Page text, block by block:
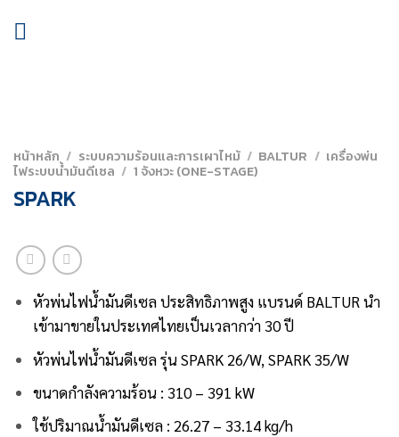
หน้าหลัก / ระบบความร้อนและการเผาไหม้ / BALTUR / เครื่องพ่น
ไฟระบบน้ำมันดีเซล / 1 จังหวะ (ONE-STAGE)
SPARK
หัวพ่นไฟน้ำมันดีเซล ประสิทธิภาพสูง แบรนด์ BALTUR นำ
เข้ามาขายในประเทศไทยเป็นเวลากว่า 30 ปี
หัวพ่นไฟน้ำมันดีเซล รุ่น SPARK 26/W, SPARK 35/W
ขนาดกำลังความร้อน : 310 – 391 kW
ใช้ปริมาณน้ำมันดีเซล : 26.27 – 33.14 kg/h